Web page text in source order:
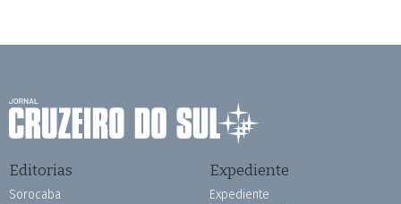
Editorias
Sorocaba
Expediente
Expediente